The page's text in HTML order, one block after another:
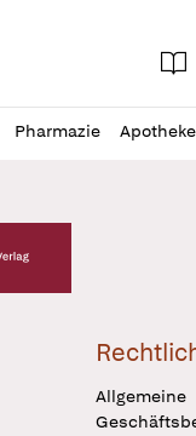
Zeitung
Aktuelle
login
Pharmazie
Verlag Logo
Allgemeine